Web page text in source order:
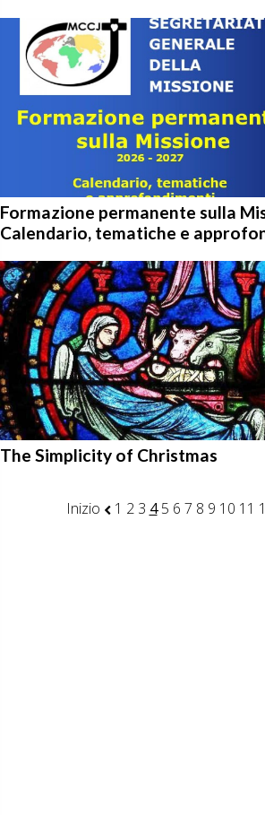
Formazione permanente sulla
Calendario, tematiche e
The Simplicity of Christmas
Inizio 1 2 3 4 5 6 7 8 9 10 11